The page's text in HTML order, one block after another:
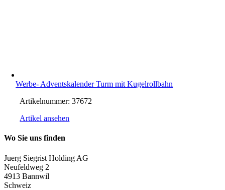
Werbe- Adventskalender Turm mit Kugelrollbahn
Artikelnummer:37672
Artikel ansehen
Wo Sie uns finden
Juerg Siegrist Holding AG
Neufeldweg 2
4913 Bannwil
Schweiz